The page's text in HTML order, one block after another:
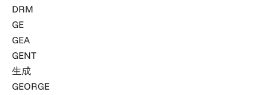
DRM
GE
GEA
GENT
生成
GEORGE